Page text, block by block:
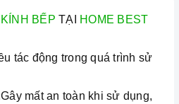
BẾP TẠI
HOME BEST
tác động trong quá trình sử
bị :
mất an toàn khi sử dụng,